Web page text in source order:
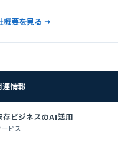
概要を見る →
連情報
存ビジネスのAI活用
ービス